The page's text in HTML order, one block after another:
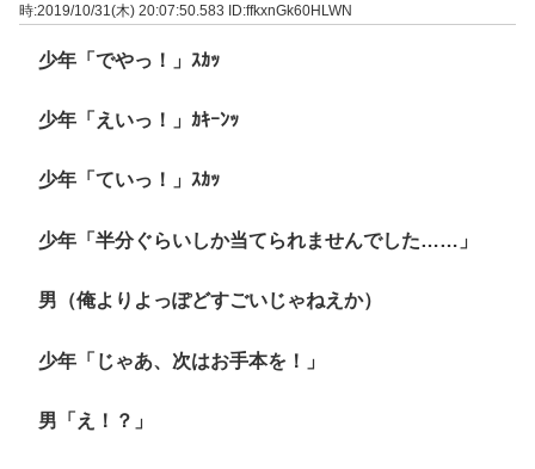
時:2019/10/31(木) 20:07:50.583 ID:ffkxnGk60HLWN
少年「でやっ！」ｽｶｯ
少年「えいっ！」ｶｷｰﾝｯ
少年「ていっ！」ｽｶｯ
少年「半分ぐらいしか当てられませんでした……」
男（俺よりよっぽどすごいじゃねえか）
少年「じゃあ、次はお手本を！」
男「え！？」